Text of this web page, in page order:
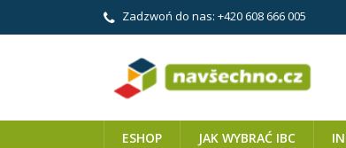
Zadzwoń do nas: +420 608 666 005
ESHOP JAK WYBRAĆ IBC